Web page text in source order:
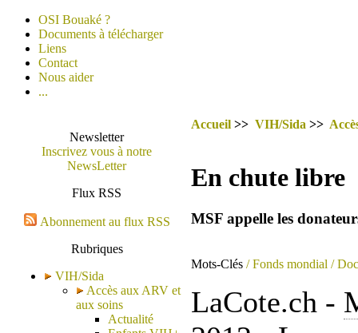
OSI Bouaké ?
Documents à télécharger
Liens
Contact
Nous aider
...
Newsletter
Inscrivez vous à notre
NewsLetter
Flux RSS
Abonnement au flux RSS
Rubriques
VIH/Sida
Accès aux ARV et
aux soins
Actualité
Accueil >> VIH/Sida >>
En chute libre
MSF appelle les
Mots-Clés / Fonds mondial /
LaCote.ch -